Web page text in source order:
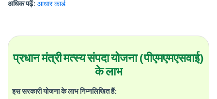
अधिक पढ़ें: आधार कार्ड
प्रधान मंत्री मत्स्य संपदा योजना (पीएमएमएसवाई)
के लाभ
इस सरकारी योजना के लाभ निम्नलिखित हैं: